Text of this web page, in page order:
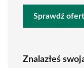
Sprawdź
Znalazłeś